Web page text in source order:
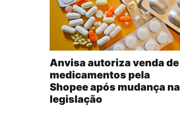
Anvisa autoriza venda de
medicamentos pela
Shopee após mudança na
legislação